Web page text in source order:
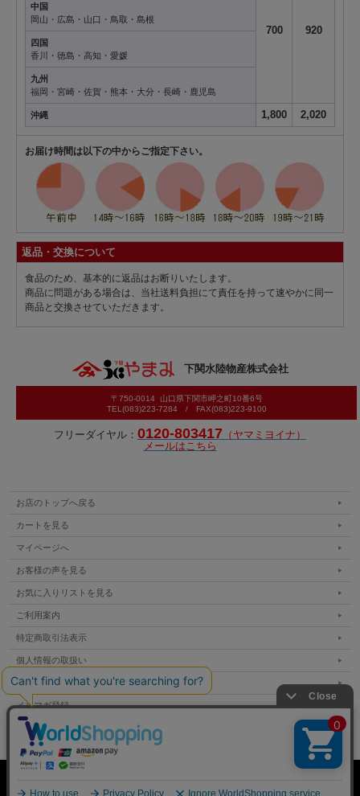
700 920
中国
岡山・広島・山口・鳥取・島根
四国
香川・徳島・高知・愛媛
九州
福岡・宮崎・佐賀・熊本・大分・長崎・鹿児島
沖縄 1,800 2,020
お届け時間は以下の中からご指定下さい。
返品・交換について
食品のため、基本的に返品はお断りいたします。
商品に問題がある場合は、当社送料負担にて責任を持って速やかに同一
商品と交換させていただきます。
下関水陸物産株式会社
〒750-0014 山口県下関市岬之町10番6号
TEL(083)223-7284 / FAX(083)223-9100
フリーダイヤル： 0120-803417 （ヤマミヨイナ）
メールはこちら
お店のトップへ戻る
カートを見る
マイページへ
お客様の声を見る
お気に入りリストを見る
ご利用案内
特定商取引法表示
個人情報の取扱い
サイトマップ
メルマガ登録
お問い合わせ
Copyright (C)2021うにのやまみ下関水陸物産株式会社 All Rights Reserved.